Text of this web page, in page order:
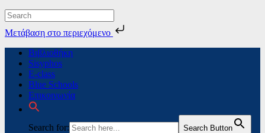
Μετάβαση στο περιεχόμενο
Skip
content
Βιβλιοθήκη
Sisyphos
E-class
Blue Schools
Επικοινωνία
Search for: Search Button